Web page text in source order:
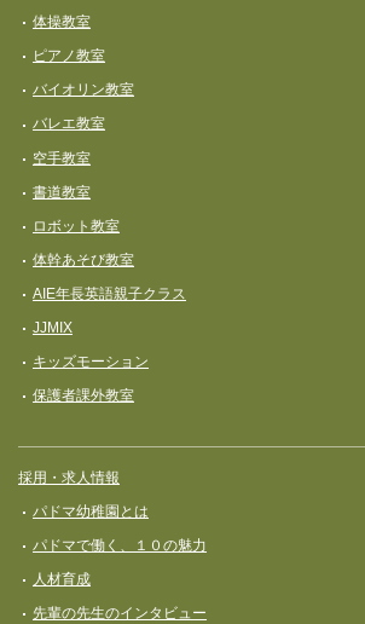
体操教室
ピアノ教室
バイオリン教室
バレエ教室
空手教室
書道教室
ロボット教室
体幹あそび教室
AIE年長英語親子クラス
JJMIX
キッズモーション
保護者課外教室
採用・求人情報
パドマ幼稚園とは
パドマで働く、１０の魅力
人材育成
先輩の先生のインタビュー